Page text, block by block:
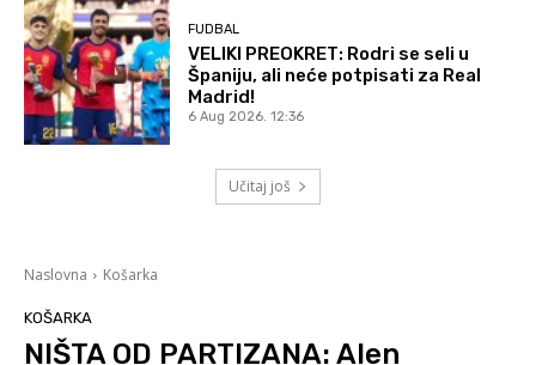
FUDBAL
VELIKI PREOKRET: Rodri se seli u
Španiju, ali neće potpisati za Real
Madrid!
6 Aug 2026. 12:36
Učitaj još